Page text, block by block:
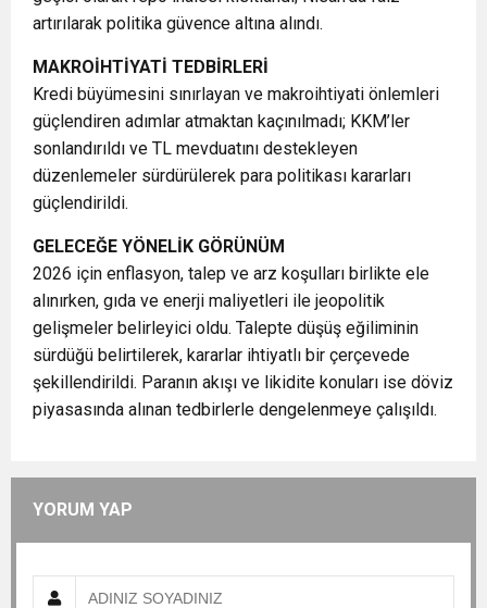
artırılarak politika güvence altına alındı.
MAKROİHTİYATİ TEDBİRLERİ
Kredi büyümesini sınırlayan ve makroihtiyati önlemleri
güçlendiren adımlar atmaktan kaçınılmadı; KKM’ler
sonlandırıldı ve TL mevduatını destekleyen
düzenlemeler sürdürülerek para politikası kararları
güçlendirildi.
GELECEĞE YÖNELİK GÖRÜNÜM
2026 için enflasyon, talep ve arz koşulları birlikte ele
alınırken, gıda ve enerji maliyetleri ile jeopolitik
gelişmeler belirleyici oldu. Talepte düşüş eğiliminin
sürdüğü belirtilerek, kararlar ihtiyatlı bir çerçevede
şekillendirildi. Paranın akışı ve likidite konuları ise döviz
piyasasında alınan tedbirlerle dengelenmeye çalışıldı.
YORUM YAP